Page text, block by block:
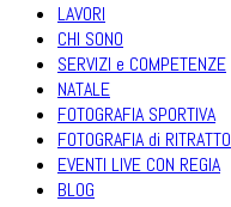
LAVORI
CHI SONO
SERVIZI e COMPETENZE
NATALE
FOTOGRAFIA SPORTIVA
FOTOGRAFIA di RITRATTO
EVENTI LIVE CON REGIA
BLOG